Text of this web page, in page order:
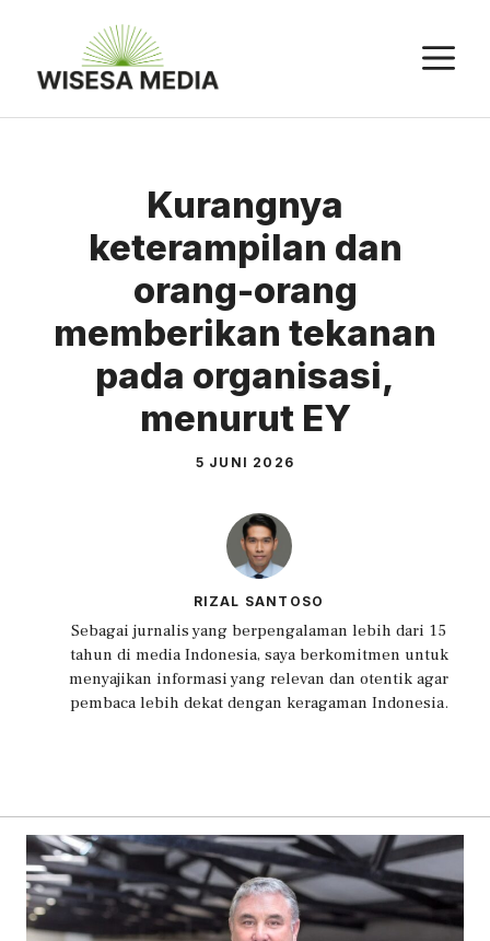
Kurangnya
keterampilan dan
orang-orang
memberikan tekanan
pada organisasi,
menurut EY
5 JUNI 2026
RIZAL SANTOSO
Sebagai jurnalis yang berpengalaman lebih dari 15
tahun di media Indonesia, saya berkomitmen untuk
menyajikan informasi yang relevan dan otentik agar
pembaca lebih dekat dengan keragaman Indonesia.